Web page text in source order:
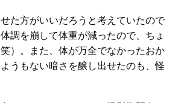
た方がいいだろうと考えていたので
調を崩して体重が減ったので、ちょ
）。また、体が万全でなかったおか
うもない暗さを醸し出せたのも、怪